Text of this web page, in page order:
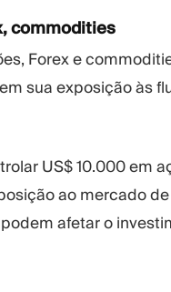
commodities
Forex e
sua exposição às
US$ 10.000 em
ao mercado
afetar o